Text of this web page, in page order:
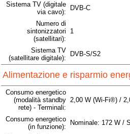
Sistema TV (digitale
via cavo):
DVB-C
Numero di
sintonizzatori
(satellitari):
1
Sistema TV
(satellitare digitale):
DVB-S/S2
Alimentazione e risparmio
Consumo energetico
(modalità standby
rete) - Terminali:
2,00 W (Wi-Fi®) /
Consumo energetico
(in funzione):
Nominale: 172 W /